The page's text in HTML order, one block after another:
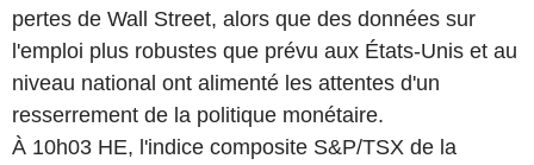
pertes de Wall Street, alors que des données sur
l'emploi plus robustes que prévu aux États-Unis et au
niveau national ont alimenté les attentes d'un
resserrement de la politique monétaire.
À 10h03 HE, l'indice composite S&P/TSX de la